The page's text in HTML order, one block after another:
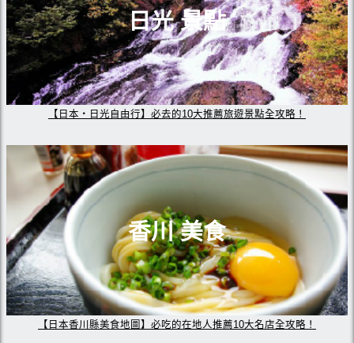
日光 景點
【日本・日光自由行】必去的10大推薦旅遊景點全攻略！
香川 美食
【日本香川縣美食地圖】必吃的在地人推薦10大名店全攻略！